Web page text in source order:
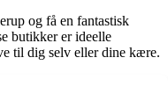
og få en fantastisk
butikker er ideelle
til dig selv eller dine kære.